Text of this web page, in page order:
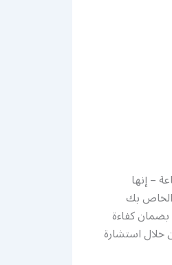
– إنها
الخاص بك
كفاءة
خلال استشارة